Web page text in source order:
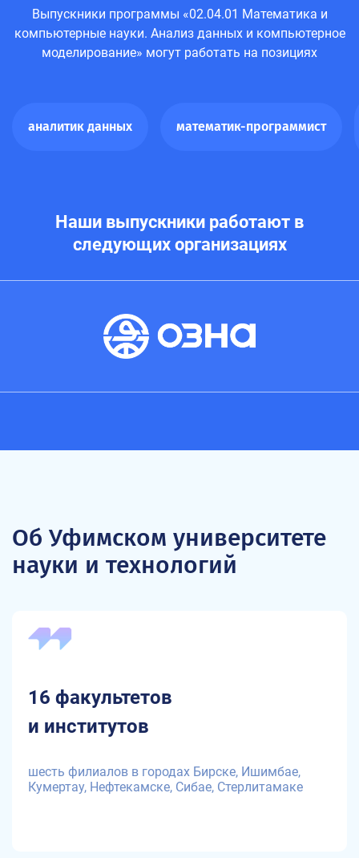
Выпускники программы «02.04.01 Математика и
компьютерные науки. Анализ данных и компьютерное
моделирование» могут работать на позициях
аналитик данных математик-программист
Наши выпускники работают в
следующих организациях
Об Уфимском университете
науки и технологий
16 факультетов
и институтов
шесть филиалов в городах Бирске, Ишимбае,
Кумертау, Нефтекамске, Сибае, Стерлитамаке